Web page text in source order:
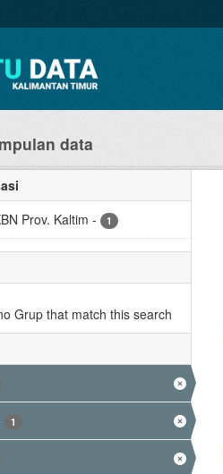
data
Prov. Kaltim - 1
Grup that match this search
1